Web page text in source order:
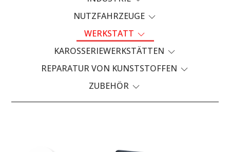
NUTZFAHRZEUGE
WERKSTATT
KAROSSERIEWERKSTÄTTEN
REPARATUR VON KUNSTSTOFFEN
ZUBEHÖR